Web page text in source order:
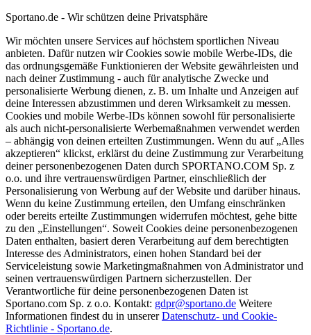
Sportano.de - Wir schützen deine Privatsphäre
Wir möchten unsere Services auf höchstem sportlichen Niveau
anbieten. Dafür nutzen wir Cookies sowie mobile Werbe-IDs, die
das ordnungsgemäße Funktionieren der Website gewährleisten und
nach deiner Zustimmung - auch für analytische Zwecke und
personalisierte Werbung dienen, z. B. um Inhalte und Anzeigen auf
deine Interessen abzustimmen und deren Wirksamkeit zu messen.
Cookies und mobile Werbe-IDs können sowohl für personalisierte
als auch nicht-personalisierte Werbemaßnahmen verwendet werden
– abhängig von deinen erteilten Zustimmungen. Wenn du auf „Alles
akzeptieren“ klickst, erklärst du deine Zustimmung zur Verarbeitung
deiner personenbezogenen Daten durch SPORTANO.COM Sp. z
o.o. und ihre vertrauenswürdigen Partner, einschließlich der
Personalisierung von Werbung auf der Website und darüber hinaus.
Wenn du keine Zustimmung erteilen, den Umfang einschränken
oder bereits erteilte Zustimmungen widerrufen möchtest, gehe bitte
zu den „Einstellungen“. Soweit Cookies deine personenbezogenen
Daten enthalten, basiert deren Verarbeitung auf dem berechtigten
Interesse des Administrators, einen hohen Standard bei der
Serviceleistung sowie Marketingmaßnahmen von Administrator und
seinen vertrauenswürdigen Partnern sicherzustellen. Der
Verantwortliche für deine personenbezogenen Daten ist
Sportano.com Sp. z o.o. Kontakt: gdpr@sportano.de Weitere
Informationen findest du in unsererDatenschutz- und Cookie-
Richtlinie - Sportano.de.